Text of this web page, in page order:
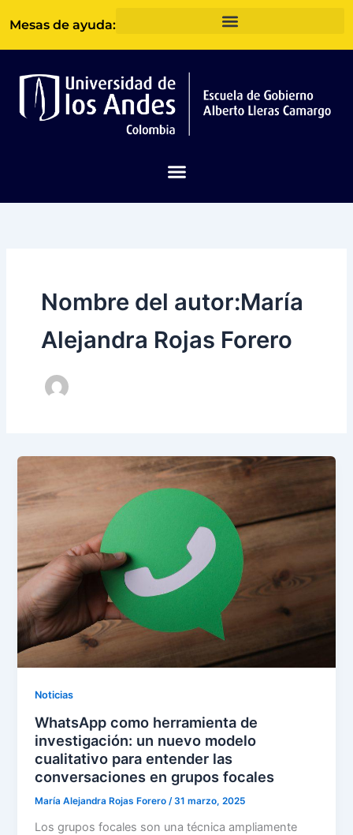
contenido
Mesas de ayuda:
Nombre del autor:María
Alejandra Rojas Forero
Noticias
WhatsApp como herramienta de
investigación: un nuevo modelo
cualitativo para entender las
conversaciones en grupos focales
María Alejandra Rojas Forero/31 marzo, 2025
Los grupos focales son una técnica ampliamente